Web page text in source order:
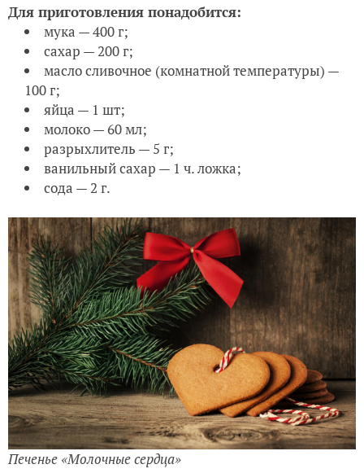
Для приготовления понадобится:
мука — 400 г;
сахар — 200 г;
масло сливочное (комнатной температуры) —
100 г;
яйца — 1 шт;
молоко — 60 мл;
разрыхлитель — 5 г;
ванильный сахар — 1 ч. ложка;
сода — 2 г.
Печенье «Молочные сердца»